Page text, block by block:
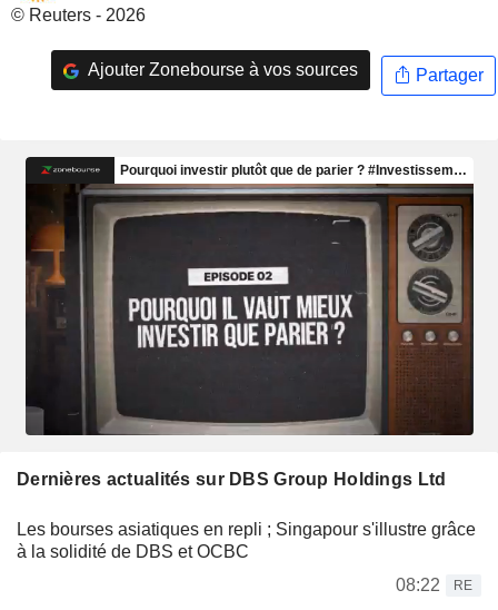
© Reuters - 2026
Ajouter Zonebourse à vos sources Partager
Dernières actualités sur DBS Group Holdings Ltd
Les bourses asiatiques en repli ; Singapour s'illustre grâce
à la solidité de DBS et OCBC
08:22
RE